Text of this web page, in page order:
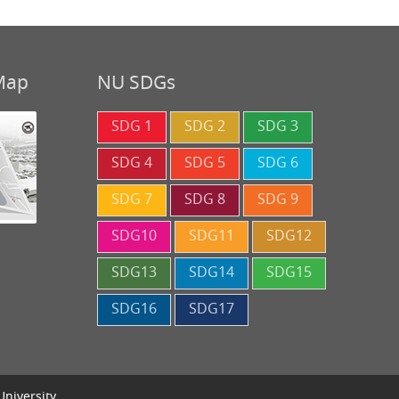
NU SDGs
SDG 1 SDG 2
SDG 3
SDG 4
SDG 5
SDG 6
SDG 7
SDG 8
SDG 9
SDG10
SDG11
SDG12
SDG13
SDG14
SDG15
SDG16
SDG17